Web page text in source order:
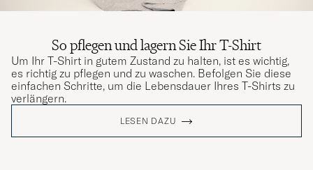
So pflegen und lagern Sie Ihr T-Shirt
Um Ihr T-Shirt in gutem Zustand zu halten, ist es wichtig,
es richtig zu pflegen und zu waschen. Befolgen Sie diese
einfachen Schritte, um die Lebensdauer Ihres T-Shirts zu
verlängern.
LESEN DAZU